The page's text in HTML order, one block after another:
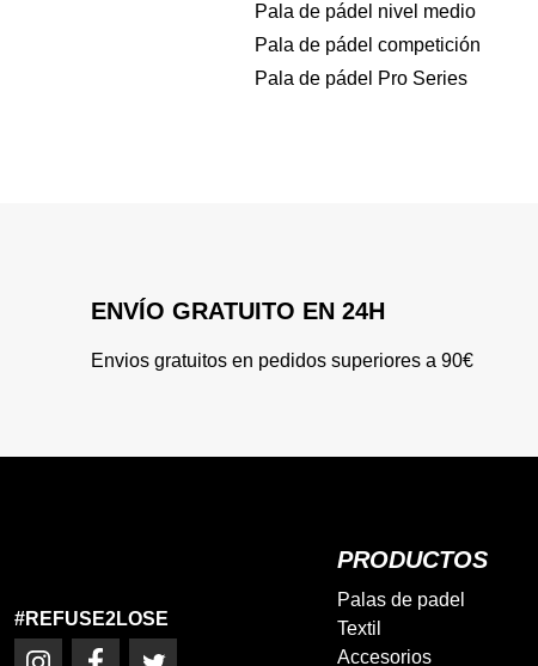
Pala de pádel nivel medio
Pala de pádel competición
Pala de pádel Pro Series
ENVÍO GRATUITO EN 24H
Envios gratuitos en pedidos superiores a 90€
#REFUSE2LOSE
PRODUCTOS
Palas de padel
Textil
Accesorios